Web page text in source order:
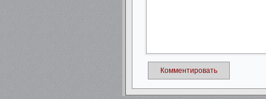
Комментировать